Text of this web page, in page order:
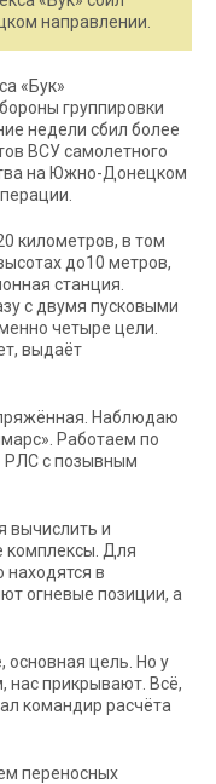
направлении.
«Бук»
группировки
недели сбил более
ВСУ самолетного
на Южно-Донецком
километров, в том
до10 метров,
станция.
с двумя пусковыми
четыре цели.
выдаёт
Наблюдаю
Работаем по
РЛС с позывным
вычислить и
комплексы. Для
находятся в
огневые позиции, а
основная цель. Но у
нас прикрывают. Всё,
командир расчёта
переносных